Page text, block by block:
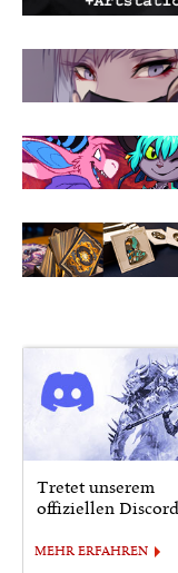
Tretet unserem
offiziellen
MEHR ERFAHREN